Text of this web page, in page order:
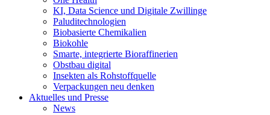
KI, Data Science und Digitale Zwillinge
Paluditechnologien
Biobasierte Chemikalien
Biokohle
Smarte, integrierte Bioraffinerien
Obstbau digital
Insekten als Rohstoffquelle
Verpackungen neu denken
Aktuelles und Presse
News